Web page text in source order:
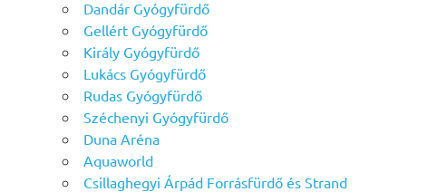
Dandár Gyógyfürdő
Gellért Gyógyfürdő
Király Gyógyfürdő
Lukács Gyógyfürdő
Rudas Gyógyfürdő
Széchenyi Gyógyfürdő
Duna Aréna
Aquaworld
Csillaghegyi Árpád Forrásfürdő és Strand